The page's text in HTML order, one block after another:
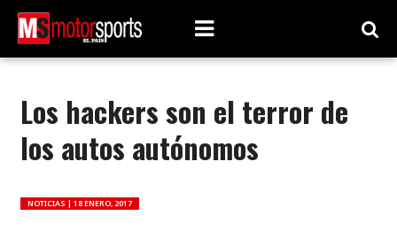
Los hackers son el terror de
los autos autónomos
NOTICIAS | 18 ENERO, 2017